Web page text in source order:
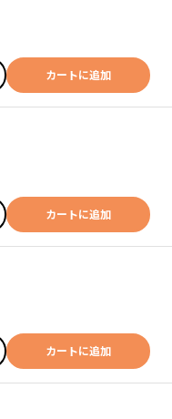
カートに追加
カートに追加
カートに追加